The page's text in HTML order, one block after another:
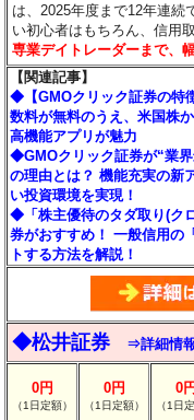
は、2025年度まで12年連続
い初心者はもちろん、信用
専業デイトレーダーまで、
【関連記事】
◆【GMOクリック証券の特
数料が無料のうえ、米国株
高機能アプリが魅力
◆GMOクリック証券が“業
の理由とは？ 機能充実の新
い投資環境を実現！
◆「株主優待のタダ取り(ク
券がおすすめ！ 一般信用の
トする方法を解説！
◆松井証券 ⇒詳細情
0円
（1日定額）
0円
（1日定額）
0
（1日